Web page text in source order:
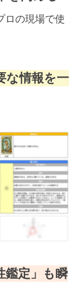
ロの現場で使
な情報を一
鑑定」も瞬